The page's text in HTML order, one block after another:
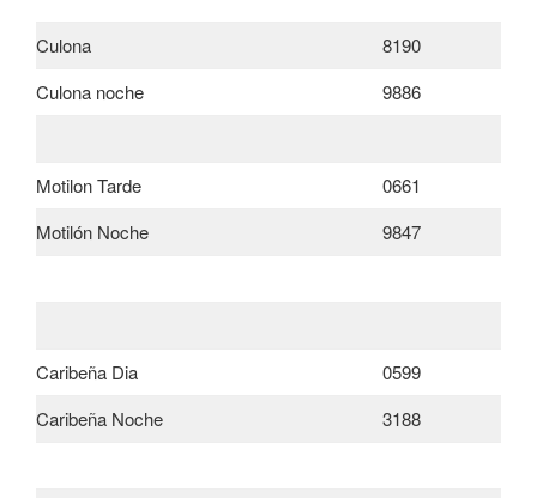
Culona
8190
Culona noche
9886
Motilon Tarde
0661
Motilón Noche
9847
Caribeña Dia
0599
Caribeña Noche
3188